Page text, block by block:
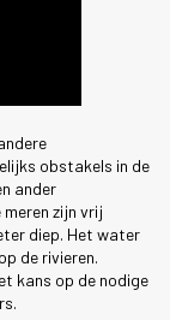
obstakels in de
ander
zijn vrij
diep. Het water
de rivieren.
kans op de nodige